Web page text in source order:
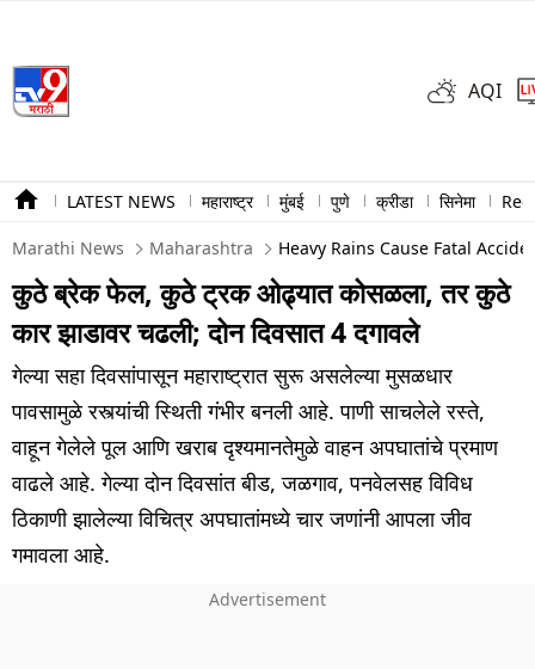
AQI
LATEST NEWS महाराष्ट्र मुंबई पुणे क्रीडा सिनेमा
Marathi News Maharashtra Heavy Rains Cause Fatal
कुठे ब्रेक फेल, कुठे ट्रक ओढ्यात कोसळला, तर कुठे
कार झाडावर चढली; दोन दिवसात 4 दगावले
गेल्या सहा दिवसांपासून महाराष्ट्रात सुरू असलेल्या मुसळधार
पावसामुळे रस्त्यांची स्थिती गंभीर बनली आहे. पाणी साचलेले रस्ते,
वाहून गेलेले पूल आणि खराब दृश्यमानतेमुळे वाहन अपघातांचे प्रमाण
वाढले आहे. गेल्या दोन दिवसांत बीड, जळगाव, पनवेलसह विविध
ठिकाणी झालेल्या विचित्र अपघातांमध्ये चार जणांनी आपला जीव
गमावला आहे.